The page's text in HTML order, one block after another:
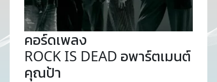
คอร์ดเพลง
ROCK IS DEAD อพาร์ตเมนต์
คุณป้า